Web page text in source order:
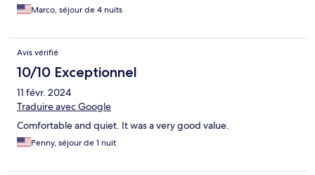
Marco, séjour de 4 nuits
Avis vérifié
10/10 Exceptionnel
11 févr. 2024
Traduire avec Google
Comfortable and quiet. It was a very good value.
Penny, séjour de 1 nuit